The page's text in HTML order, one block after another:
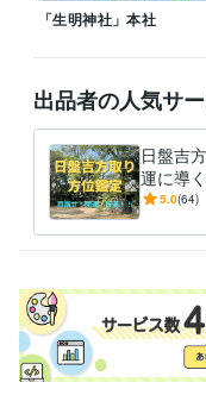
「生明神社」本社
出品者の人気サ
日盤吉
運に導
ー30分
定）ー
5.0(64)